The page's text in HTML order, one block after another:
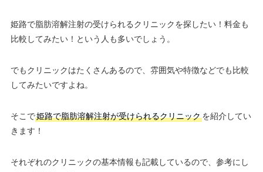
姫路で脂肪溶解注射の受けられるクリニックを探したい！料金も
比較してみたい！という人も多いでしょう。
でもクリニックはたくさんあるので、雰囲気や特徴などでも比較
してみたいですよね。
そこで姫路で脂肪溶解注射が受けられるクリニックを紹介してい
きます！
それぞれのクリニックの基本情報も記載しているので、参考にし